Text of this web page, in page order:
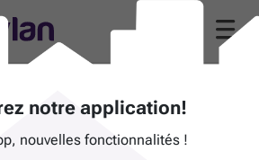
notre application!
nouvelles fonctionnalités !